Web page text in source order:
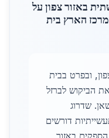
באזור צפון על
הארץ בית
ובפרט בבית
הביקוש לברזל
שדרוג
דורשים
הספקים באזור